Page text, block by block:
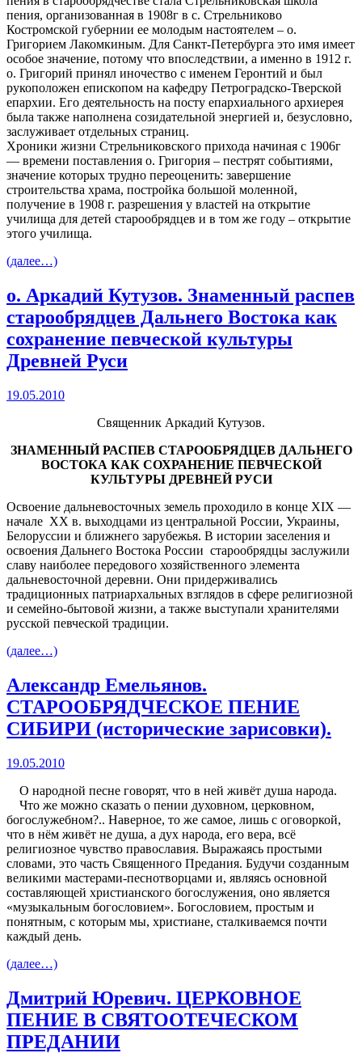
пения, организованная в 1908г в с. Стрельниково
Костромской губернии ее молодым настоятелем – о.
Григорием Лакомкиным. Для Санкт-Петербурга это имя имеет
особое значение, потому что впоследствии, а именно в 1912 г.
о. Григорий принял иночество с именем Геронтий и был
рукоположен епископом на кафедру Петроградско-Тверской
епархии. Его деятельность на посту епархиального архиерея
была также наполнена созидательной энергией и, безусловно,
заслуживает отдельных страниц.
Хроники жизни Стрельниковского прихода начиная с 1906г
— времени поставления о. Григория – пестрят событиями,
значение которых трудно переоценить: завершение
строительства храма, постройка большой моленной,
получение в 1908 г. разрешения у властей на открытие
училища для детей старообрядцев и в том же году – открытие
этого училища.
(далее…)
о. Аркадий Кутузов. Знаменный распев
старообрядцев Дальнего Востока как
сохранение певческой культуры
Древней Руси
19.05.2010
Священник Аркадий Кутузов.
ЗНАМЕННЫЙ РАСПЕВ СТАРООБРЯДЦЕВ ДАЛЬНЕГО
ВОСТОКА КАК СОХРАНЕНИЕ ПЕВЧЕСКОЙ
КУЛЬТУРЫ ДРЕВНЕЙ РУСИ
Освоение дальневосточных земель проходило в конце XIX —
начале ХХ в. выходцами из центральной России, Украины,
Белоруссии и ближнего зарубежья. В истории заселения и
освоения Дальнего Востока России старообрядцы заслужили
славу наиболее передового хозяйственного элемента
дальневосточной деревни. Они придерживались
традиционных патриархальных взглядов в сфере религиозной
и семейно-бытовой жизни, а также выступали хранителями
русской певческой традиции.
(далее…)
Александр Емельянов.
СТАРООБРЯДЧЕСКОЕ ПЕНИЕ
СИБИРИ (исторические зарисовки).
19.05.2010
О народной песне говорят, что в ней живёт душа народа.
Что же можно сказать о пении духовном, церковном,
богослужебном?.. Наверное, то же самое, лишь с оговоркой,
что в нём живёт не душа, а дух народа, его вера, всё
религиозное чувство православия. Выражаясь простыми
словами, это часть Священного Предания. Будучи созданным
великими мастерами-песнотворцами и, являясь основной
составляющей христианского богослужения, оно является
«музыкальным богословием». Богословием, простым и
понятным, с которым мы, христиане, сталкиваемся почти
каждый день.
(далее…)
Дмитрий Юревич. ЦЕРКОВНОЕ
ПЕНИЕ В СВЯТООТЕЧЕСКОМ
ПРЕДАНИИ